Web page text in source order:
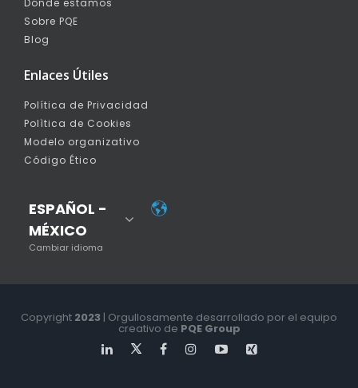
Sobre PQE
Blog
Enlaces Útiles
Política de Privacidad
Polìtica de Cookies
Modelo organizativo
Código Ético
ESPAÑOL -
MÉXICO
Cambiar idioma
Copyright 2023 | Orgullosamente desarrollado por el equipo
creativo de PQE Group